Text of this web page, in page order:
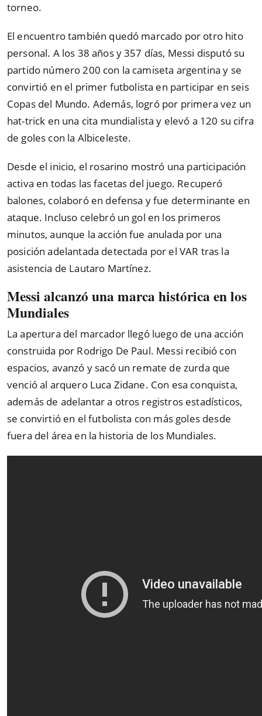
torneo.
El encuentro también quedó marcado por otro hito
personal. A los 38 años y 357 días, Messi disputó su
partido número 200 con la camiseta argentina y se
convirtió en el primer futbolista en participar en seis
Copas del Mundo. Además, logró por primera vez un
hat-trick en una cita mundialista y elevó a 120 su cifra
de goles con la Albiceleste.
Desde el inicio, el rosarino mostró una participación
activa en todas las facetas del juego. Recuperó
balones, colaboró en defensa y fue determinante en
ataque. Incluso celebró un gol en los primeros
minutos, aunque la acción fue anulada por una
posición adelantada detectada por el VAR tras la
asistencia de Lautaro Martínez.
Messi alcanzó una marca histórica en los
Mundiales
La apertura del marcador llegó luego de una acción
construida por Rodrigo De Paul. Messi recibió con
espacios, avanzó y sacó un remate de zurda que
venció al arquero Luca Zidane. Con esa conquista,
además de adelantar a otros registros estadísticos,
se convirtió en el futbolista con más goles desde
fuera del área en la historia de los Mundiales.